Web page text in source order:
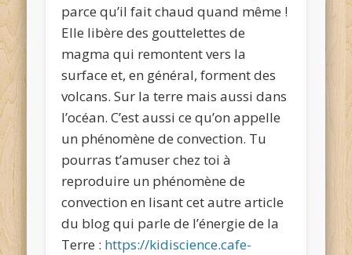
parce qu’il fait chaud quand même !
Elle libère des gouttelettes de
magma qui remontent vers la
surface et, en général, forment des
volcans. Sur la terre mais aussi dans
l’océan. C’est aussi ce qu’on appelle
un phénomène de convection. Tu
pourras t’amuser chez toi à
reproduire un phénomène de
convection en lisant cet autre article
du blog qui parle de l’énergie de la
Terre : https://kidiscience.cafe-